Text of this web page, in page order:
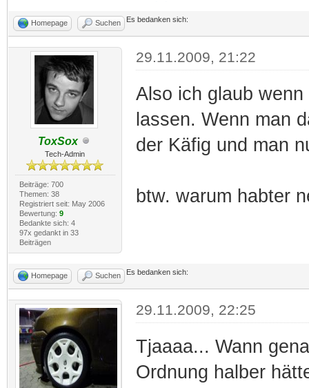
Homepage Suchen Es bedanken sich:
ToxSox
Tech-Admin
Beiträge: 700
Themen: 38
Registriert seit: May 2006
Bewertung: 9
Bedankte sich: 4
97x gedankt in 33
Beiträgen
29.11.2009, 21:22
Also ich glaub
lassen. Wenn man
der Käfig und man
btw. warum habter
Homepage Suchen Es bedanken sich:
29.11.2009, 22:25
Tjaaaa... Wann
Ordnung halber